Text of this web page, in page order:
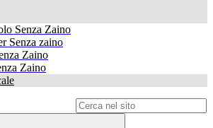
Senza Zaino
Senza zaino
Zaino
Zaino